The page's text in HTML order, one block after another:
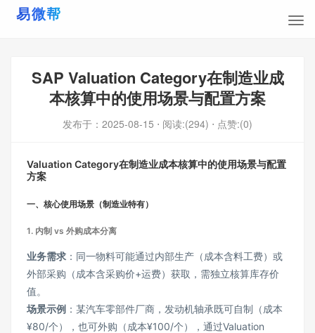
SAP Valuation Category在制造业成
本核算中的使用场景与配置方案
发布于： 2025-08-15 ⋅ 阅读:(294) ⋅ 点赞:(0)
Valuation Category在制造业成本核算中的使用场景与配置
方案
一、核心使用场景（制造业特有）
1. 内制 vs 外购成本分离
业务需求 ：同一物料可能通过内部生产（成本含料工费）或
外部采购（成本含采购价+运费）获取，需独立核算库存价
值。
场景示例 ：某汽车零部件厂商，发动机轴承既可自制（成本
¥80/个），也可外购（成本¥100/个），通过Valuation